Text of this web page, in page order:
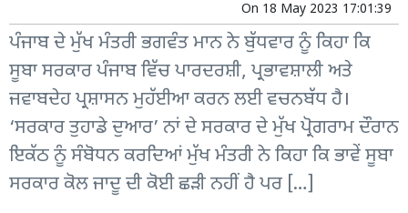
On 18 May 2023 17:01:39
ਪੰਜਾਬ ਦੇ ਮੁੱਖ ਮੰਤਰੀ ਭਗਵੰਤ ਮਾਨ ਨੇ ਬੁੱਧਵਾਰ ਨੂੰ ਕਿਹਾ ਕਿ
ਸੂਬਾ ਸਰਕਾਰ ਪੰਜਾਬ ਵਿੱਚ ਪਾਰਦਰਸ਼ੀ, ਪ੍ਰਭਾਵਸ਼ਾਲੀ ਅਤੇ
ਜਵਾਬਦੇਹ ਪ੍ਰਸ਼ਾਸਨ ਮੁਹੱਈਆ ਕਰਨ ਲਈ ਵਚਨਬੱਧ ਹੈ।
‘ਸਰਕਾਰ ਤੁਹਾਡੇ ਦੁਆਰ’ ਨਾਂ ਦੇ ਸਰਕਾਰ ਦੇ ਮੁੱਖ ਪ੍ਰੋਗਰਾਮ ਦੌਰਾਨ
ਇਕੱਠ ਨੂੰ ਸੰਬੋਧਨ ਕਰਦਿਆਂ ਮੁੱਖ ਮੰਤਰੀ ਨੇ ਕਿਹਾ ਕਿ ਭਾਵੇਂ ਸੂਬਾ
ਸਰਕਾਰ ਕੋਲ ਜਾਦੂ ਦੀ ਕੋਈ ਛੜੀ ਨਹੀਂ ਹੈ ਪਰ […]